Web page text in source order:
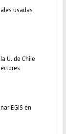
usadas
U. de Chile
EGIS en